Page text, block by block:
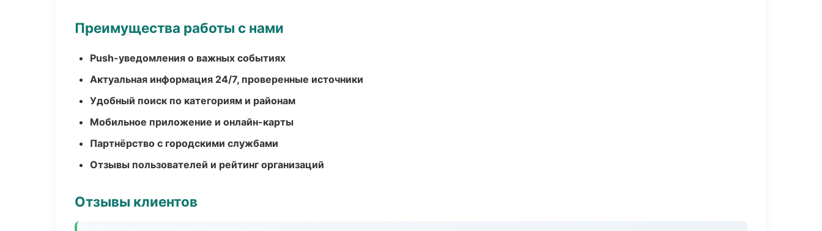
Преимущества работы с нами
Push-уведомления о важных событиях
Актуальная информация 24/7, проверенные источники
Удобный поиск по категориям и районам
Мобильное приложение и онлайн-карты
Партнёрство с городскими службами
Отзывы пользователей и рейтинг организаций
Отзывы клиентов